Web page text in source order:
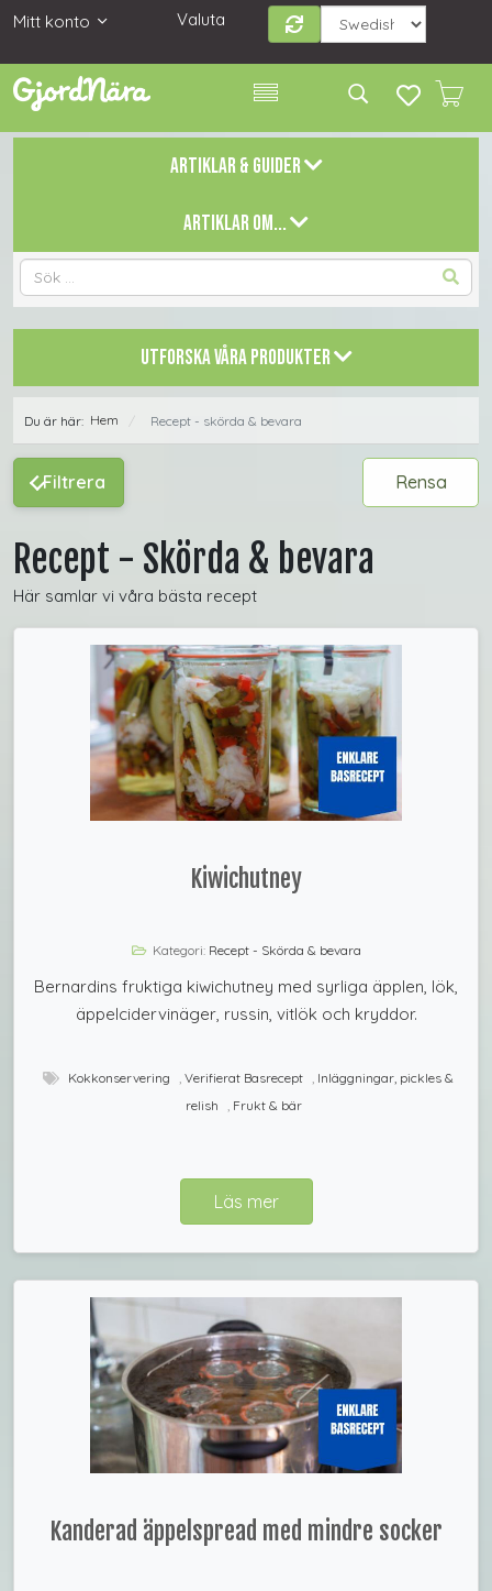
Mitt konto Valuta
ARTIKLAR & GUIDER
ARTIKLAR OM...
UTFORSKA VÅRA PRODUKTER
Du är här: Hem / Recept - skörda & bevara
Filtrera Rensa
Recept - Skörda & bevara
Här samlar vi våra bästa recept
Kiwichutney
Kategori: Recept - Skörda & bevara
Bernardins fruktiga kiwichutney med syrliga äpplen, lök,
äppelcidervinäger, russin, vitlök och kryddor.
Läs mer
Kokkonservering , Verifierat Basrecept , Inläggningar, pickles &
relish , Frukt & bär
Kanderad äppelspread med mindre socker